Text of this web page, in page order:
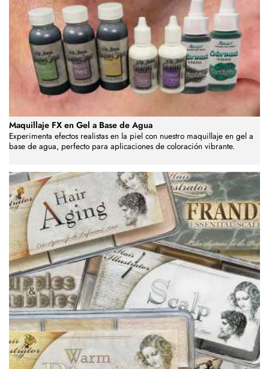
Maquillaje FX en Gel a Base de Agua
Experimenta efectos realistas en la piel con nuestro maquillaje en gel a
base de agua, perfecto para aplicaciones de coloración vibrante.